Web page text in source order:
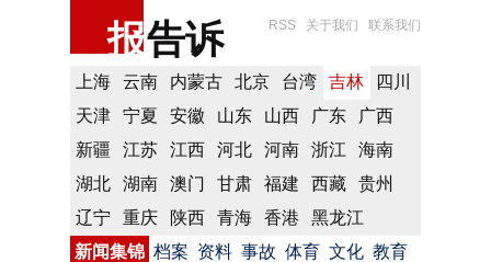
报告诉 RSS 关于我们 联系我们
上海 云南 内蒙古 北京 台湾 吉林
四川
天津
宁夏 安徽 山东 山西 广东
广西
新疆
江苏 江西 河北 河南 浙江
海南
湖北
湖南 澳门 甘肃 福建 西藏
贵州
辽宁
重庆 陕西 青海 香港
黑龙江
新闻集锦 档案 资料 事故 体育 文化 教育